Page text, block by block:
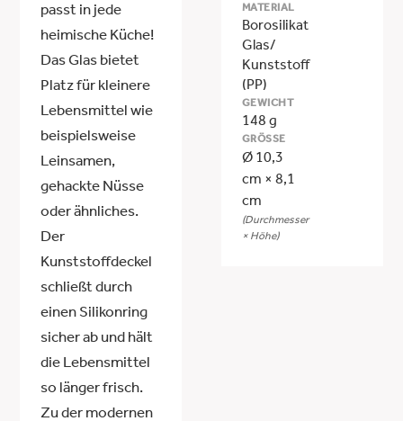
passt in jede
heimische Küche!
Das Glas bietet
Platz für kleinere
Lebensmittel wie
beispielsweise
Leinsamen,
gehackte Nüsse
oder ähnliches.
Der
Kunststoffdeckel
schließt durch
einen Silikonring
sicher ab und hält
die Lebensmittel
so länger frisch.
Zu der modernen
MATERIAL
Borosilikat
Glas/
Kunststoff
(PP)
GEWICHT
148 g
GRÖSSE
Ø 10,3
cm × 8,1
cm
(Durchmesser
× Höhe)